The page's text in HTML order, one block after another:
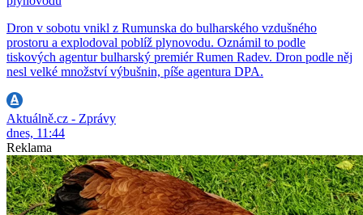
Dron v sobotu vnikl z Rumunska do bulharského vzdušného
prostoru a explodoval poblíž plynovodu. Oznámil to podle
tiskových agentur bulharský premiér Rumen Radev. Dron podle něj
nesl velké množství výbušnin, píše agentura DPA.
Aktuálně.cz - Zprávy
dnes, 11:44
Reklama